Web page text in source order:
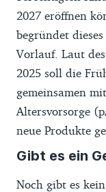
2027 eröffnen
begründet
Vorlauf. Laut
2025 soll die
gemeinsamen
Altersvorsorge
neue Produkte
Gibt es ein
Noch gibt es